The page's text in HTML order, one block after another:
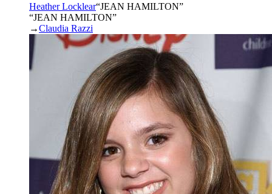
Heather Locklear“JEAN HAMILTON”
“JEAN HAMILTON”
→Claudia Razzi